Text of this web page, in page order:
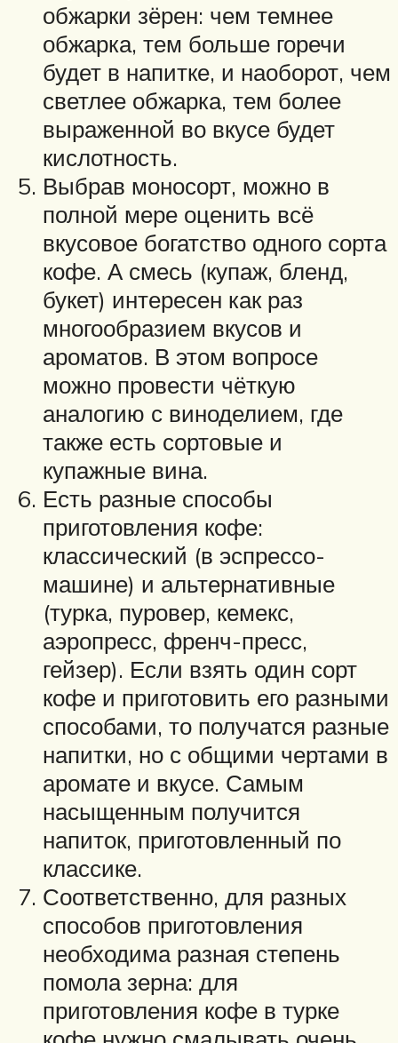
обжарки зёрен: чем темнее
обжарка, тем больше горечи
будет в напитке, и наоборот, чем
светлее обжарка, тем более
выраженной во вкусе будет
кислотность.
Выбрав моносорт, можно в
полной мере оценить всё
вкусовое богатство одного сорта
кофе. А смесь (купаж, бленд,
букет) интересен как раз
многообразием вкусов и
ароматов. В этом вопросе
можно провести чёткую
аналогию с виноделием, где
также есть сортовые и
купажные вина.
Есть разные способы
приготовления кофе:
классический (в эспрессо-
машине) и альтернативные
(турка, пуровер, кемекс,
аэропресс, френч-пресс,
гейзер). Если взять один сорт
кофе и приготовить его разными
способами, то получатся разные
напитки, но с общими чертами в
аромате и вкусе. Самым
насыщенным получится
напиток, приготовленный по
классике.
Соответственно, для разных
способов приготовления
необходима разная степень
помола зерна: для
приготовления кофе в турке